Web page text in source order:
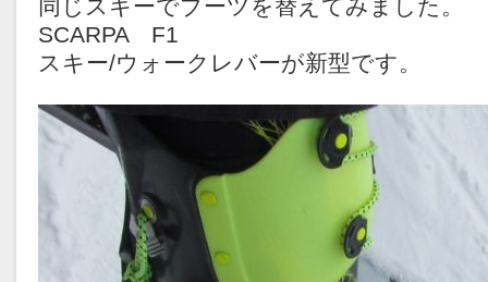
同じスキーでブーツを替えてみました。
SCARPA F1
スキー/ウォークレバーが新型です。